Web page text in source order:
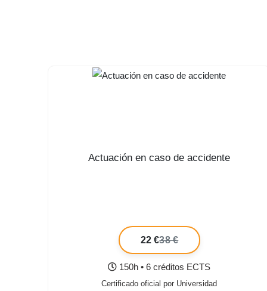
Actuación en caso de accidente
22 €38 €
150h • 6 créditos ECTS
Certificado oficial por Universidad